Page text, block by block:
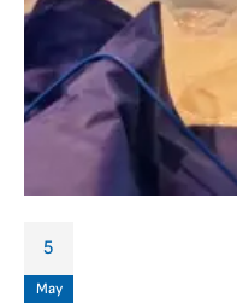
5
May